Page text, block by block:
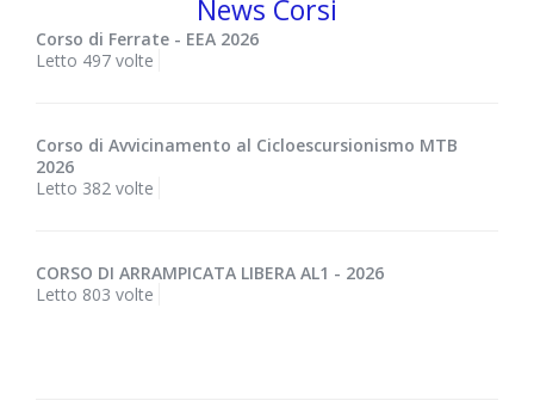
News Corsi
Corso di Ferrate - EEA 2026
Letto 497 volte
Corso di Avvicinamento al Cicloescursionismo MTB
2026
Letto 382 volte
CORSO DI ARRAMPICATA LIBERA AL1 - 2026
Letto 803 volte